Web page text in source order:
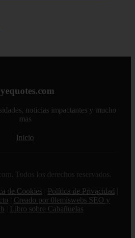
noticias impactantes y mucho
mas
Inicio
Todos los derechos reservados.
de Cookies Política de Privacidad
Creado por 0lemiswebs SEO y
Libro sobre Cabañuelas